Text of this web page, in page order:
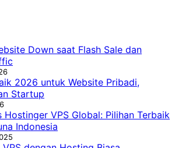
Down saat Flash Sale dan
2026 untuk Website Pribadi,
Startup
Hostinger VPS Global: Pilihan Terbaik
Indonesia